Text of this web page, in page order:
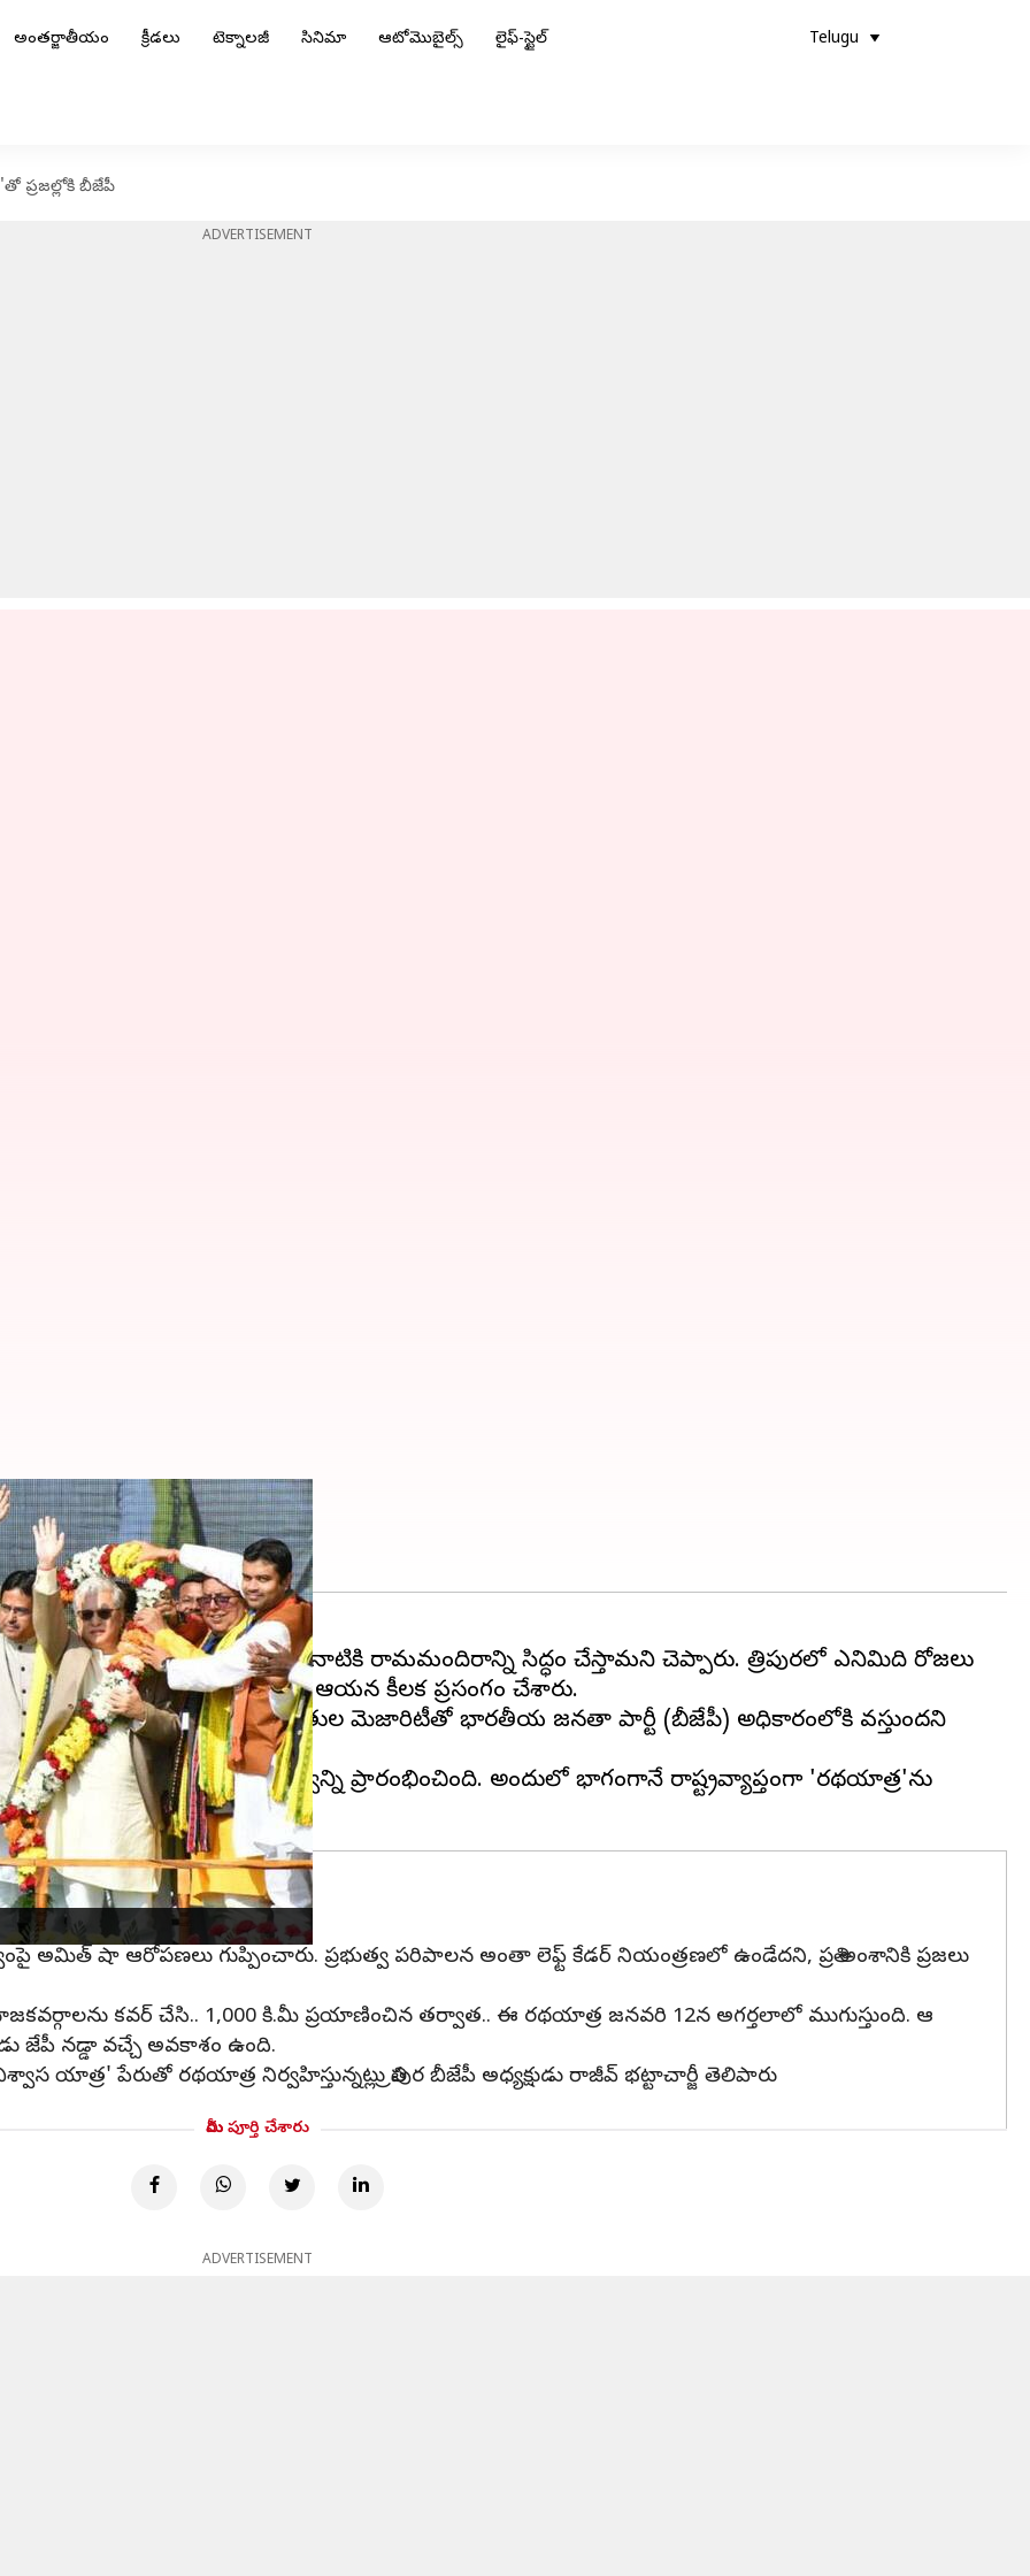
అంతర్జాతీయం క్రీడలు టెక్నాలజీ సినిమా ఆటోమొబైల్స్ లైఫ్-స్టైల్ Telugu
ప్రజల్లోకి బీజేపీ
ADVERTISEMENT
బీజేపీ
చేశారు. జనవరి 1, 2024 నాటికి రామమందిరాన్ని సిద్ధం చేస్తామని చెప్పారు. త్రిపురలో ఎనిమిది రోజలు
అనంతరం బహిరంగ సభలో ఆయన కీలక ప్రసంగం చేశారు.
సాధిస్తుందన్నారు. మూడింట రెండొంతుల మెజారిటీతో భారతీయ జనతా పార్టీ (బీజేపీ) అధికారంలోకి వస్తుందని
నేపథ్యంలో.. బీజేపీ ప్రచార పర్వాన్ని ప్రారంభించింది. అందులో భాగంగానే రాష్ట్రవ్యాప్తంగా 'రథయాత్ర'ను
అమిత్ షా ఆరోపణలు గుప్పించారు. ప్రభుత్వ పరిపాలన అంతా లెఫ్ట్ కేడర్ నియంత్రణలో ఉండేదని, ప్రతి అంశానికి ప్రజలు
కవర్ చేసి.. 1,000 కి.మీ ప్రయాణించిన తర్వాత.. ఈ రథయాత్ర జనవరి 12న అగర్తలాలో ముగుస్తుంది. ఆ
జేపీ నడ్డా వచ్చే అవకాశం ఉంది.
యాత్ర' పేరుతో రథయాత్ర నిర్వహిస్తున్నట్లు త్రిపుర బీజేపీ అధ్యక్షుడు రాజీవ్ భట్టాచార్జీ తెలిపారు
మీరు పూర్తి చేశారు
ADVERTISEMENT